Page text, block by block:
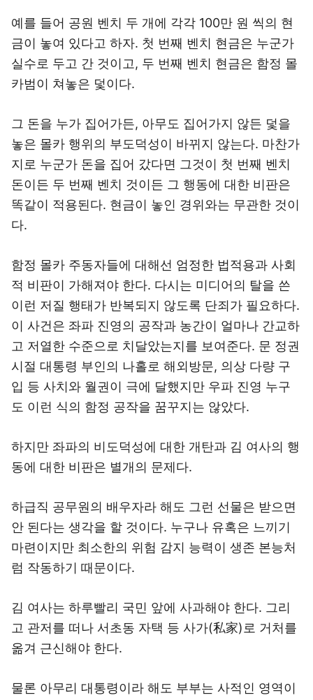
예를 들어 공원 벤치 두 개에 각각 100만 원 씩의 현
금이 놓여 있다고 하자. 첫 번째 벤치 현금은 누군가
실수로 두고 간 것이고, 두 번째 벤치 현금은 함정 몰
카범이 쳐놓은 덫이다.
그 돈을 누가 집어가든, 아무도 집어가지 않든 덫을
놓은 몰카 행위의 부도덕성이 바뀌지 않는다. 마찬가
지로 누군가 돈을 집어 갔다면 그것이 첫 번째 벤치
돈이든 두 번째 벤치 것이든 그 행동에 대한 비판은
똑같이 적용된다. 현금이 놓인 경위와는 무관한 것이
다.
함정 몰카 주동자들에 대해선 엄정한 법적용과 사회
적 비판이 가해져야 한다. 다시는 미디어의 탈을 쓴
이런 저질 행태가 반복되지 않도록 단죄가 필요하다.
이 사건은 좌파 진영의 공작과 농간이 얼마나 간교하
고 저열한 수준으로 치달았는지를 보여준다. 문 정권
시절 대통령 부인의 나홀로 해외방문, 의상 다량 구
입 등 사치와 월권이 극에 달했지만 우파 진영 누구
도 이런 식의 함정 공작을 꿈꾸지는 않았다.
하지만 좌파의 비도덕성에 대한 개탄과 김 여사의 행
동에 대한 비판은 별개의 문제다.
하급직 공무원의 배우자라 해도 그런 선물은 받으면
안 된다는 생각을 할 것이다. 누구나 유혹은 느끼기
마련이지만 최소한의 위험 감지 능력이 생존 본능처
럼 작동하기 때문이다.
김 여사는 하루빨리 국민 앞에 사과해야 한다. 그리
고 관저를 떠나 서초동 자택 등 사가(私家)로 거처를
옮겨 근신해야 한다.
물론 아무리 대통령이라 해도 부부는 사적인 영역이